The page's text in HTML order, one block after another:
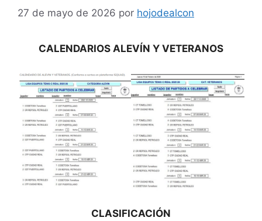
27 de mayo de 2026 por hojodealcon
CALENDARIOS ALEVÍN Y VETERANOS
CLASIFICACIÓN